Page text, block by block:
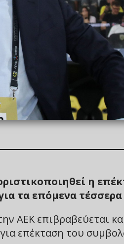
η
τα επόμενα τέσσερα
ΑΕΚ επιβραβεύεται
επέκταση του